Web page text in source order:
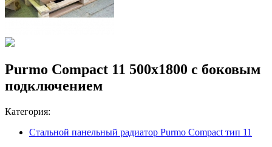
Purmo Compact 11 500х1800 с боковым
подключением
Категория:
Стальной панельный радиатор Purmo Compact тип 11